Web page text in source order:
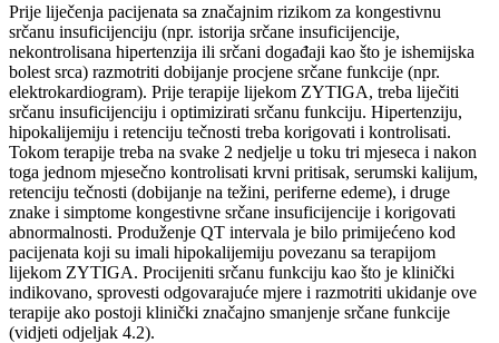
Prije liječenja pacijenata sa značajnim rizikom za kongestivnu
srčanu insuficijenciju (npr. istorija srčane insuficijencije,
nekontrolisana hipertenzija ili srčani događaji kao što je ishemijska
bolest srca) razmotriti dobijanje procjene srčane funkcije (npr.
elektrokardiogram). Prije terapije lijekom ZYTIGA, treba liječiti
srčanu insuficijenciju i optimizirati srčanu funkciju. Hipertenziju,
hipokalijemiju i retenciju tečnosti treba korigovati i kontrolisati.
Tokom terapije treba na svake 2 nedjelje u toku tri mjeseca i nakon
toga jednom mjesečno kontrolisati krvni pritisak, serumski kalijum,
retenciju tečnosti (dobijanje na težini, periferne edeme), i druge
znake i simptome kongestivne srčane insuficijencije i korigovati
abnormalnosti. Produženje QT intervala je bilo primijećeno kod
pacijenata koji su imali hipokalijemiju povezanu sa terapijom
lijekom ZYTIGA. Procijeniti srčanu funkciju kao što je klinički
indikovano, sprovesti odgovarajuće mjere i razmotriti ukidanje ove
terapije ako postoji klinički značajno smanjenje srčane funkcije
(vidjeti odjeljak 4.2).